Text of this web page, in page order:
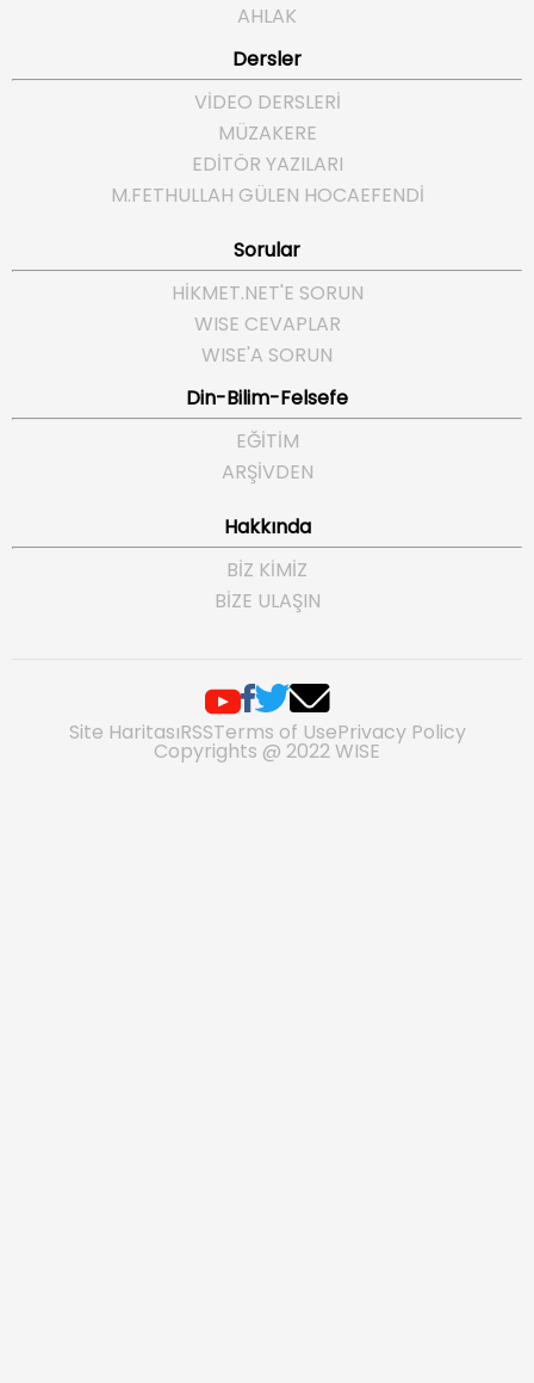
AHLAK
Dersler
VİDEO DERSLERİ
MÜZAKERE
EDİTÖR YAZILARI
M.FETHULLAH GÜLEN HOCAEFENDI
Sorular
HIKMET.NET'E SORUN
WISE CEVAPLAR
WISE'A SORUN
Din-Bilim-Felsefe
EĞITIM
ARŞIVDEN
Hakkında
BIZ KIMIZ
BIZE ULAŞIN
Copyrights @ 2022 WISE
Site HaritasıRSSTerms of UsePrivacy Policy